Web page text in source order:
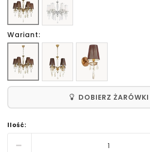
Wariant:
DOBIERZ ŻARÓWKI
Ilość: